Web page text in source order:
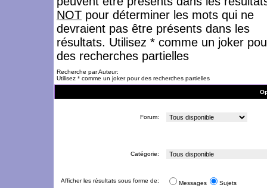
NOT pour déterminer les mots qui ne
devraient pas être présents dans les
résultats. Utilisez * comme un joker
des recherches partielles
Recherche par Auteur:
Utilisez * comme un joker pour des recherches partielles
Forum:
Catégorie:
Afficher les résultats sous forme de: Messages Sujets